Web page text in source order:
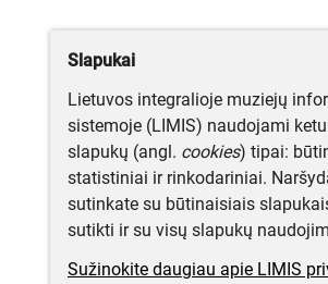
Slapukai
Lietuvos integralioje muziejų
sistemoje (LIMIS) naudojami
slapukų (angl. cookies) tipai:
statistiniai ir rinkodariniai.
sutinkate su būtinaisiais
sutikti ir su visų slapukų
Sužinokite daugiau apie LIMIS